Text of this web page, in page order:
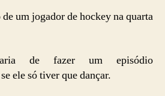
um jogador de hockey na quarta
de fazer um episódio
ele só tiver que dançar.